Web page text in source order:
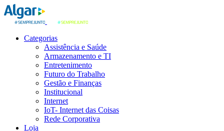
Categorias
Assistência e Saúde
Armazenamento e TI
Entretenimento
Futuro do Trabalho
Gestão e Finanças
Institucional
Internet
IoT- Internet das Coisas
Rede Corporativa
Loja